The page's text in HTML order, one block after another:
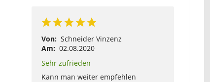
Von: Schneider Vinzenz
Am: 02.08.2020
Sehr zufrieden
Kann man weiter empfehlen